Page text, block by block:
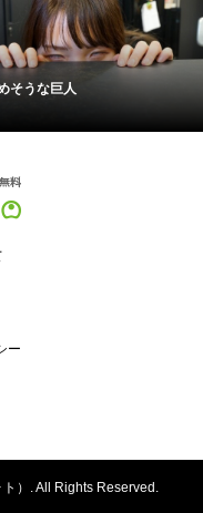
そうな巨人
ー
）. All Rights Reserved.